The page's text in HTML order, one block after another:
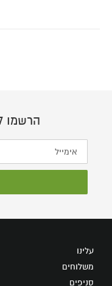
הרשמו
עלינו
משלוחים
סניפים